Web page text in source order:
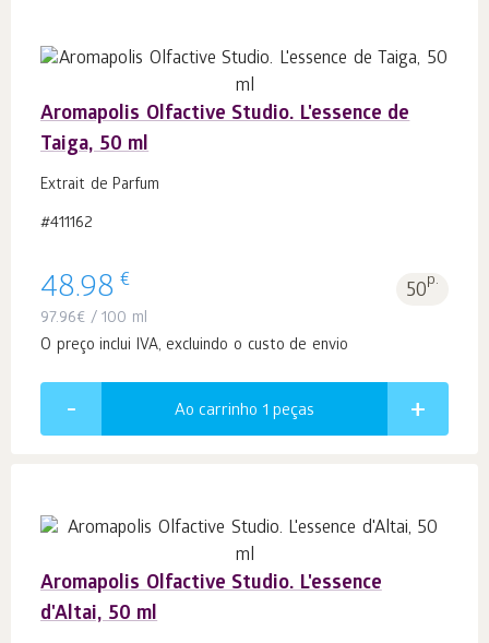
Aromapolis Olfactive Studio. L'essence de
Taiga, 50 ml
Extrait de Parfum
#411162
48.98 € 50p.
97.96€ / 100 ml
O preço inclui IVA, excluindo o custo de envio
Ao carrinho 1 peças
Aromapolis Olfactive Studio. L'essence
d'Altai, 50 ml